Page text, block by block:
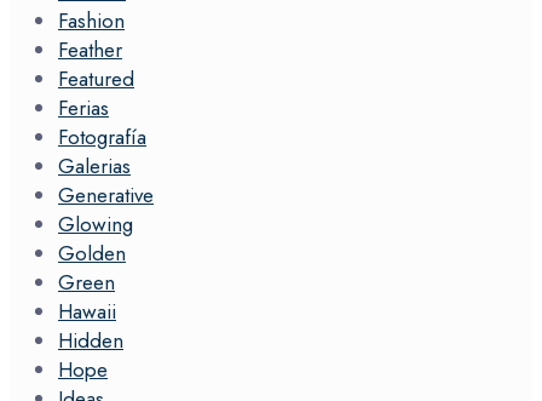
Fashion
Feather
Featured
Ferias
Fotografía
Galerias
Generative
Glowing
Golden
Green
Hawaii
Hidden
Hope